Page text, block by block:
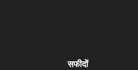
सफीदों